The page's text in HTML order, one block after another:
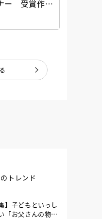
ー 受賞作家
本創作実践
トレンド
】子どもといっし
「お父さんの物